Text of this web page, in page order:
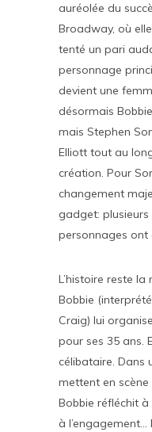
auréolée du
Broadway, où
tenté un pari
personnage
devient une
désormais
mais Stephen
Elliott tout au
création. Pour
changement
gadget: plusieurs
personnages ont
L’histoire reste la
Bobbie
Craig) lui
pour ses 35 ans.
célibataire. Dans
mettent en scène
Bobbie réfléchit
à l’engagement…